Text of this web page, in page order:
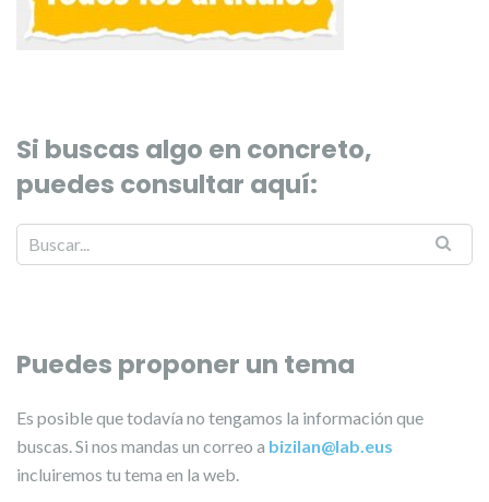
Si buscas algo en concreto,
puedes consultar aquí:
Puedes proponer un tema
Es posible que todavía no tengamos la información que
buscas. Si nos mandas un correo a bizilan@lab.eus
incluiremos tu tema en la web.